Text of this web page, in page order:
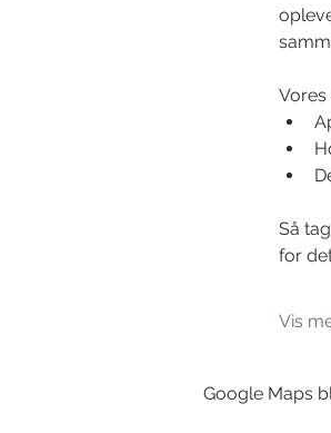
Vores
Så
for
Vis
Google Maps